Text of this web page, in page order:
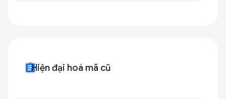
assignmentHiện đại hoá mã cũ